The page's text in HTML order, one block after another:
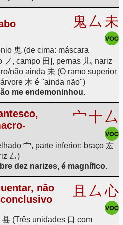
鬼厶 未
鬼 (de cima: máscara
ノ, campo 田], pernas 儿, nariz
não ainda 未 (O ramo superior
木 é "ainda não")
me endemoninhou.
宀十厶
宀, parte inferior: braço 厷
厶)
dez narizes, é magnífico.
não
且 厶 心
(Três unidades 口 com